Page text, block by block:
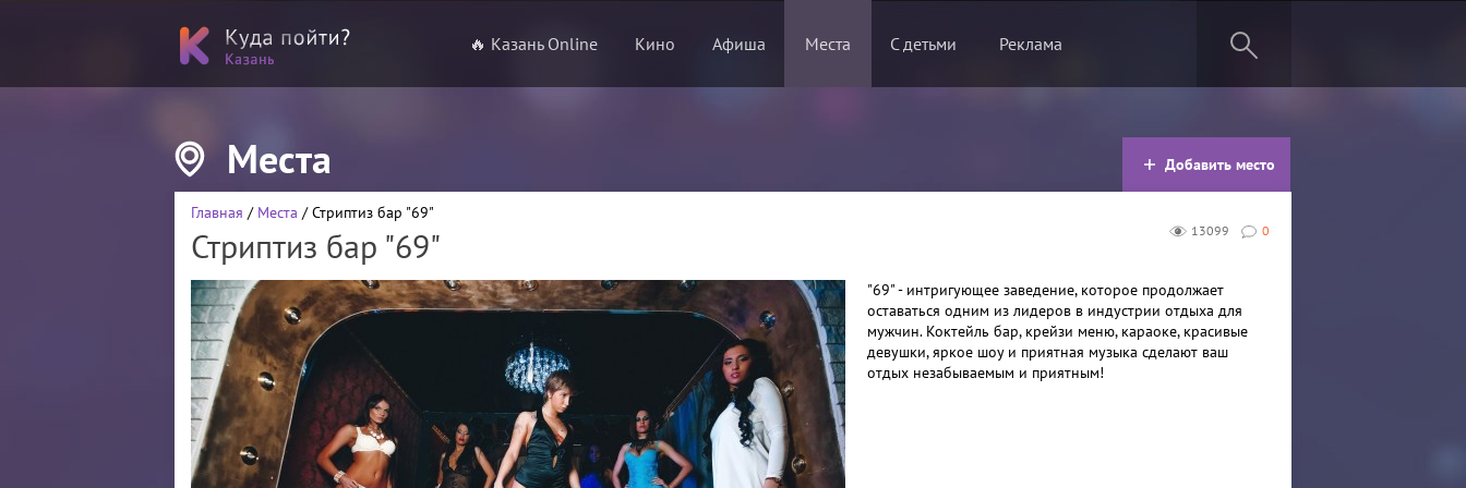
🔥 Казань Online Кино Афиша Места С детьми Реклама
Места Добавить место
0
13099
Главная / Места / Стриптиз бар "69"
Стриптиз бар "69"
"69" - интригующее заведение, которое продолжает
оставаться одним из лидеров в индустрии отдыха для
мужчин. Коктейль бар, крейзи меню, караоке, красивые
девушки, яркое шоу и приятная музыка сделают ваш
отдых незабываемым и приятным!